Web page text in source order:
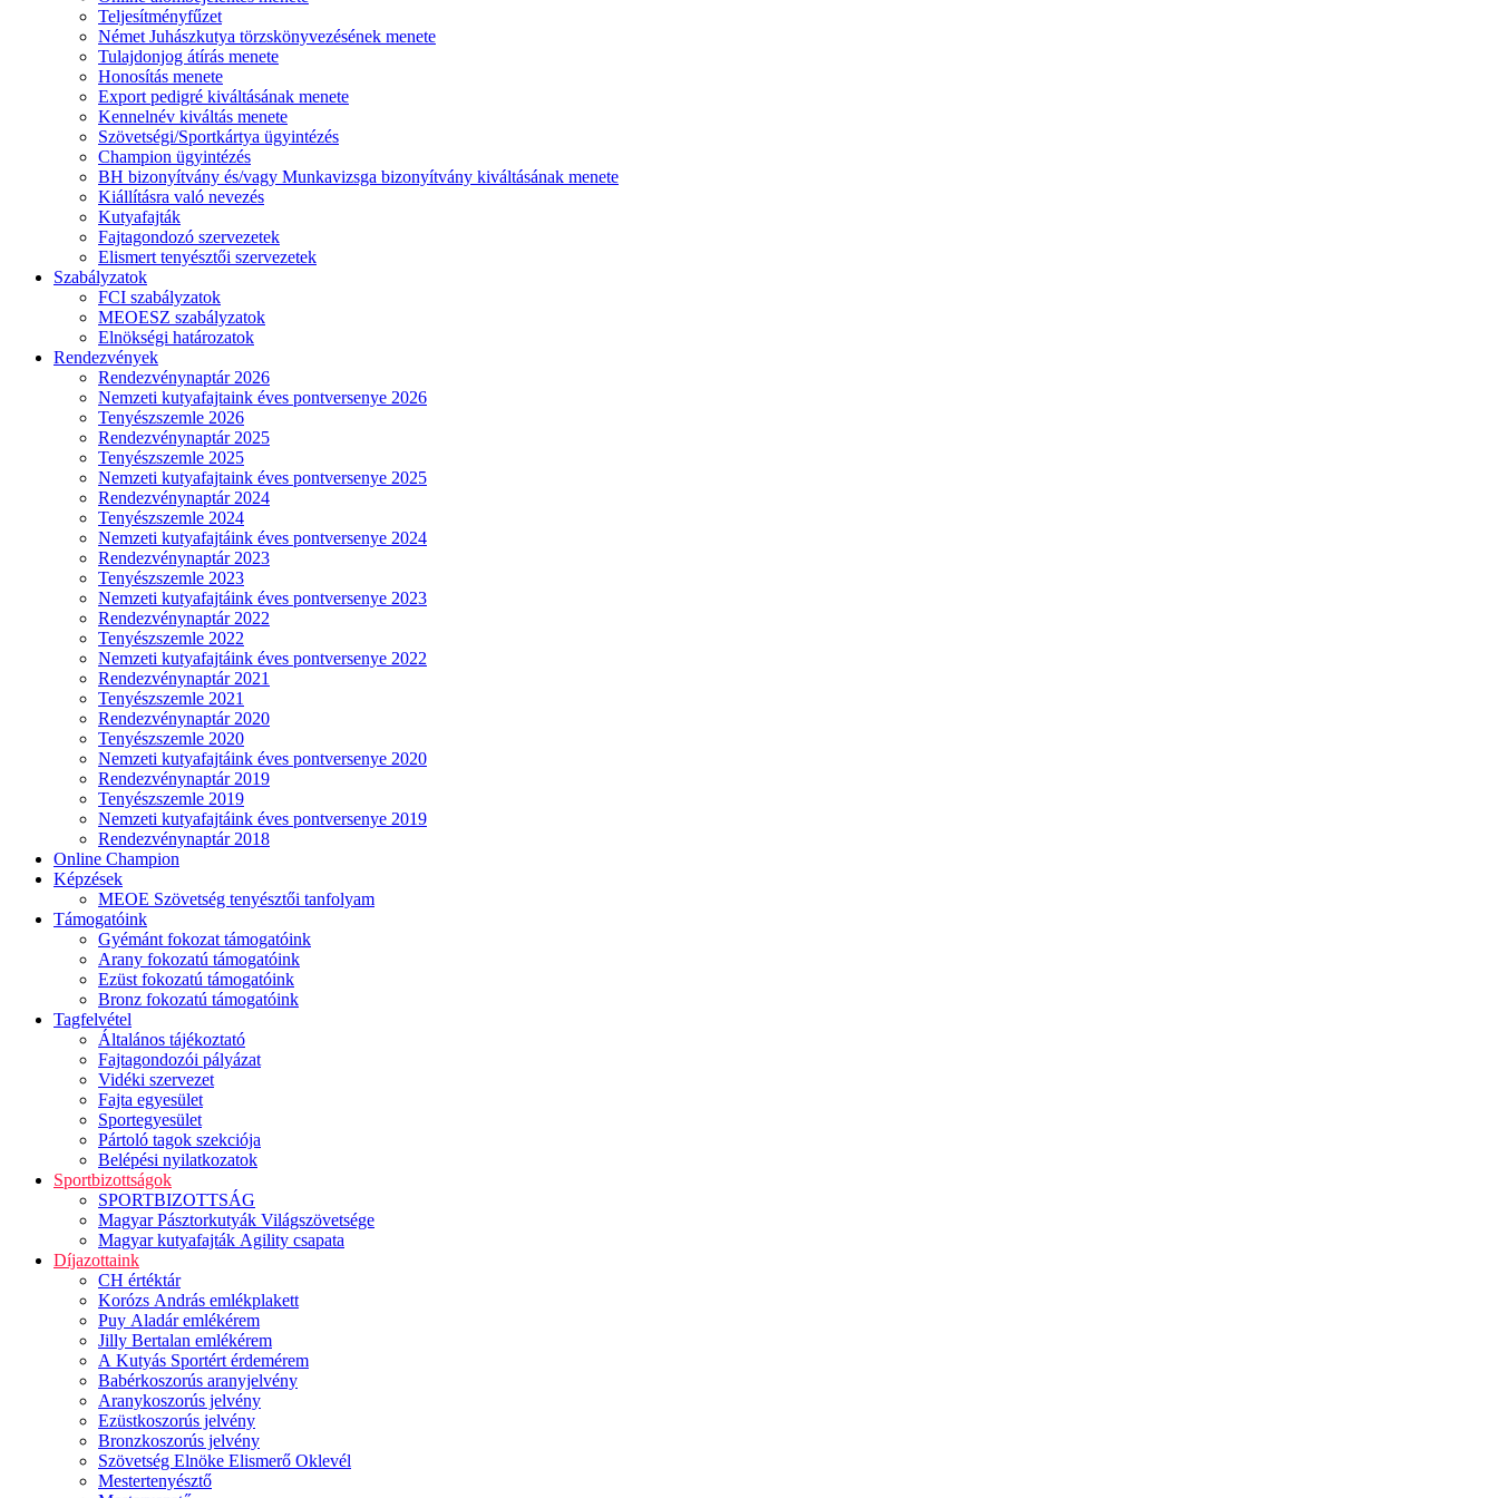
Teljesítményfűzet
Német Juhászkutya törzskönyvezésének menete
Tulajdonjog átírás menete
Honosítás menete
Export pedigré kiváltásának menete
Kennelnév kiváltás menete
Szövetségi/Sportkártya ügyintézés
Champion ügyintézés
BH bizonyítvány és/vagy Munkavizsga bizonyítvány kiváltásának menete
Kiállításra való nevezés
Kutyafajták
Fajtagondozó szervezetek
Elismert tenyésztői szervezetek
Szabályzatok
FCI szabályzatok
MEOESZ szabályzatok
Elnökségi határozatok
Rendezvények
Rendezvénynaptár 2026
Nemzeti kutyafajtaink éves pontversenye 2026
Tenyészszemle 2026
Rendezvénynaptár 2025
Tenyészszemle 2025
Nemzeti kutyafajtaink éves pontversenye 2025
Rendezvénynaptár 2024
Tenyészszemle 2024
Nemzeti kutyafajtáink éves pontversenye 2024
Rendezvénynaptár 2023
Tenyészszemle 2023
Nemzeti kutyafajtáink éves pontversenye 2023
Rendezvénynaptár 2022
Tenyészszemle 2022
Nemzeti kutyafajtáink éves pontversenye 2022
Rendezvénynaptár 2021
Tenyészszemle 2021
Rendezvénynaptár 2020
Tenyészszemle 2020
Nemzeti kutyafajtáink éves pontversenye 2020
Rendezvénynaptár 2019
Tenyészszemle 2019
Nemzeti kutyafajtáink éves pontversenye 2019
Rendezvénynaptár 2018
Online Champion
Képzések
MEOE Szövetség tenyésztői tanfolyam
Támogatóink
Gyémánt fokozat támogatóink
Arany fokozatú támogatóink
Ezüst fokozatú támogatóink
Bronz fokozatú támogatóink
Tagfelvétel
Általános tájékoztató
Fajtagondozói pályázat
Vidéki szervezet
Fajta egyesület
Sportegyesület
Pártoló tagok szekciója
Belépési nyilatkozatok
Sportbizottságok
SPORTBIZOTTSÁG
Magyar Pásztorkutyák Világszövetsége
Magyar kutyafajták Agility csapata
Díjazottaink
CH értéktár
Korózs András emlékplakett
Puy Aladár emlékérem
Jilly Bertalan emlékérem
A Kutyás Sportért érdemérem
Babérkoszorús aranyjelvény
Aranykoszorús jelvény
Ezüstkoszorús jelvény
Bronzkoszorús jelvény
Szövetség Elnöke Elismerő Oklevél
Mestertenyésztő